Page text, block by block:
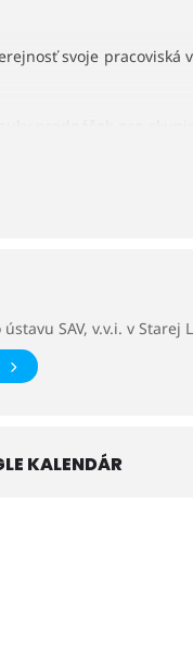
svoje pracoviská
večerné
SAV, v.v.i. v Starej
KALENDÁR